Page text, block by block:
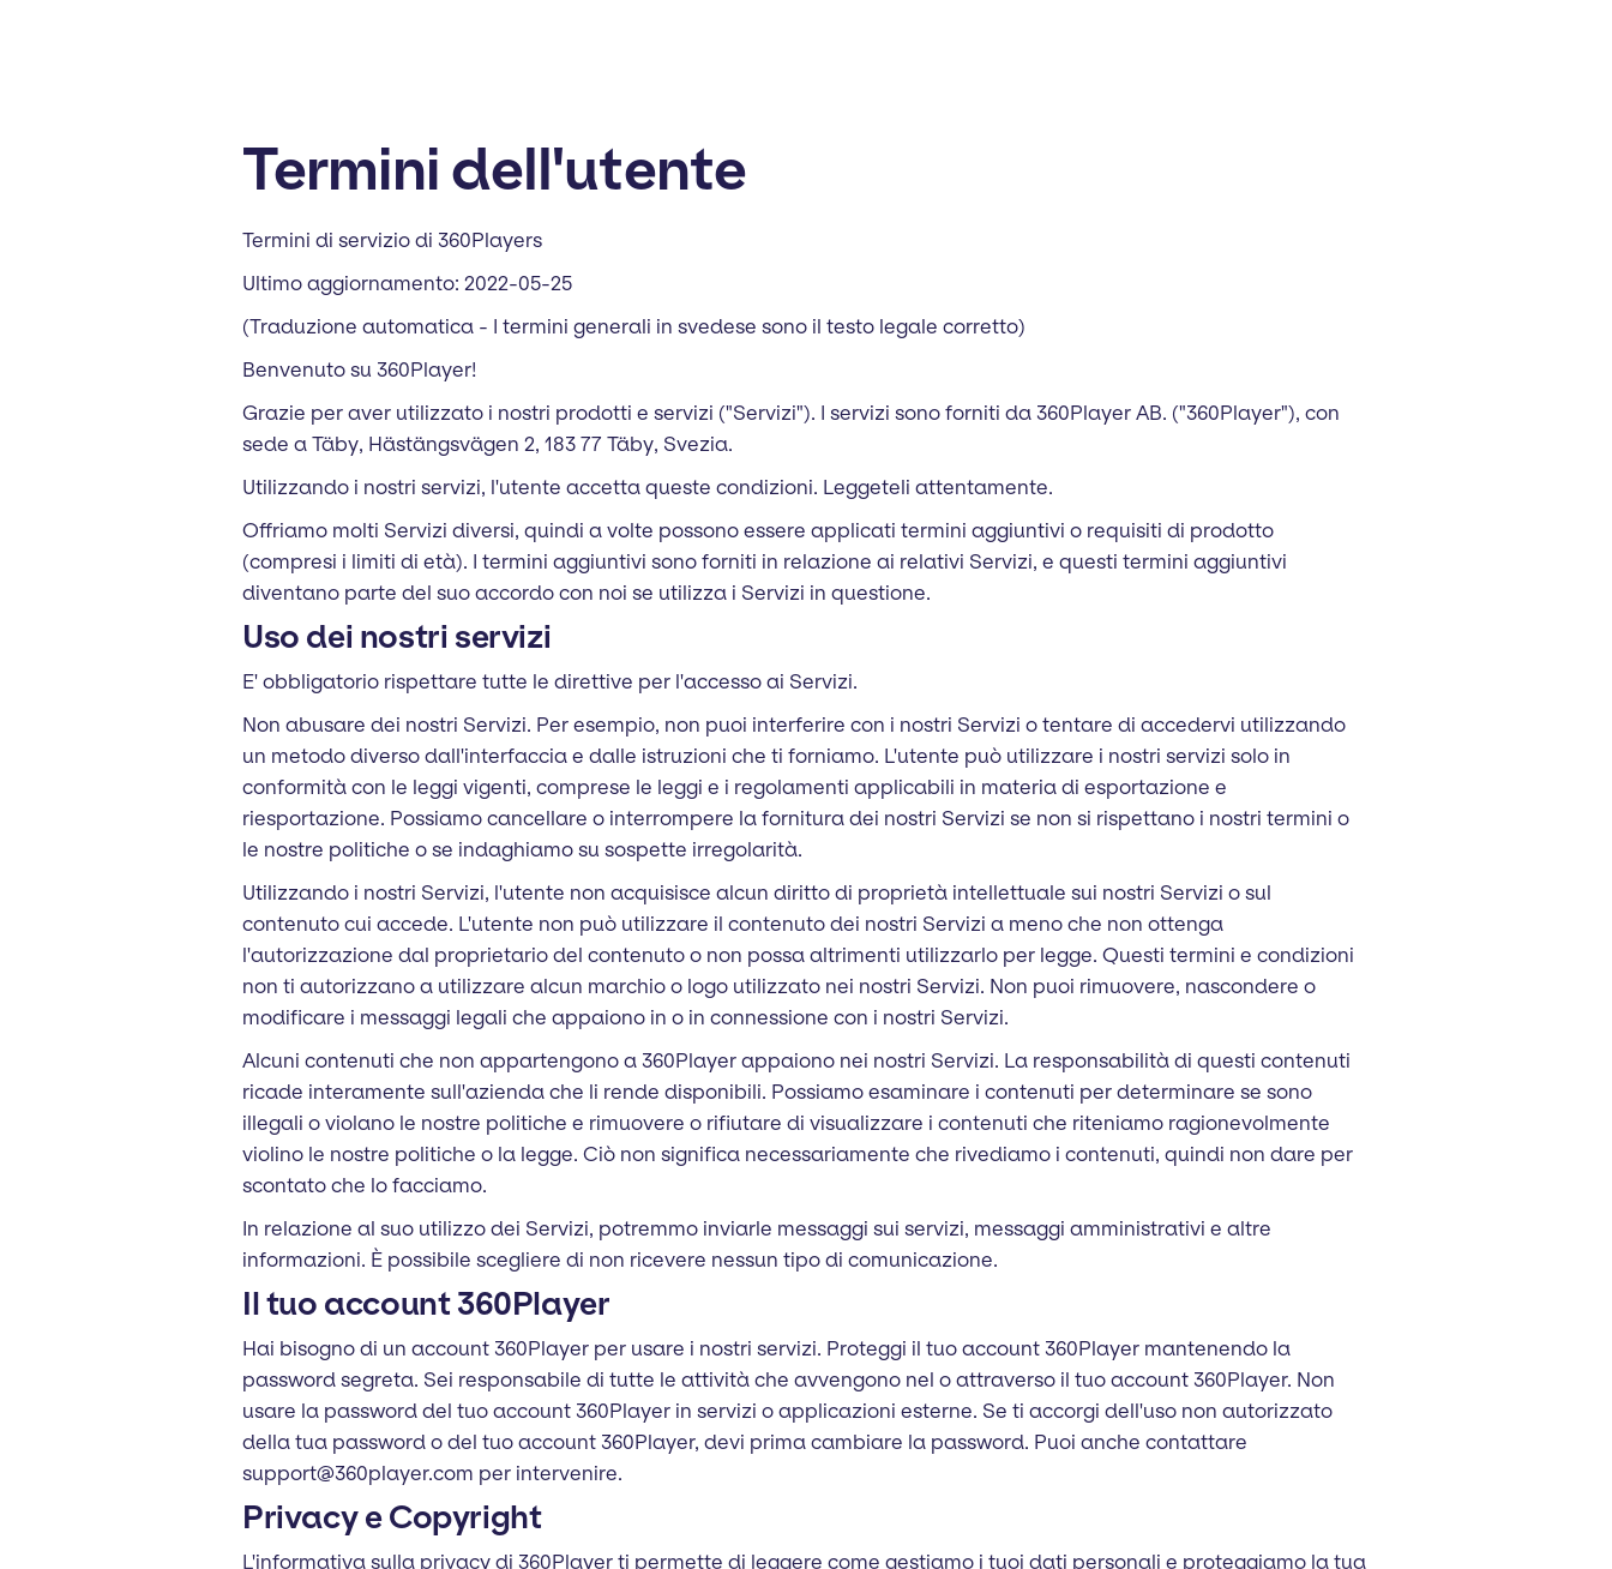
Termini dell'utente
Termini di servizio di 360Players
Ultimo aggiornamento: 2022-05-25
(Traduzione automatica - I termini generali in svedese sono il testo legale corretto)
Benvenuto su 360Player!
Grazie per aver utilizzato i nostri prodotti e servizi ("Servizi"). I servizi sono forniti da 360Player AB. ("360Player"), con
sede a Täby, Hästängsvägen 2, 183 77 Täby, Svezia.
Utilizzando i nostri servizi, l'utente accetta queste condizioni. Leggeteli attentamente.
Offriamo molti Servizi diversi, quindi a volte possono essere applicati termini aggiuntivi o requisiti di prodotto
(compresi i limiti di età). I termini aggiuntivi sono forniti in relazione ai relativi Servizi, e questi termini aggiuntivi
diventano parte del suo accordo con noi se utilizza i Servizi in questione.
Uso dei nostri servizi
E' obbligatorio rispettare tutte le direttive per l'accesso ai Servizi.
Non abusare dei nostri Servizi. Per esempio, non puoi interferire con i nostri Servizi o tentare di accedervi utilizzando
un metodo diverso dall'interfaccia e dalle istruzioni che ti forniamo. L'utente può utilizzare i nostri servizi solo in
conformità con le leggi vigenti, comprese le leggi e i regolamenti applicabili in materia di esportazione e
riesportazione. Possiamo cancellare o interrompere la fornitura dei nostri Servizi se non si rispettano i nostri termini o
le nostre politiche o se indaghiamo su sospette irregolarità.
Utilizzando i nostri Servizi, l'utente non acquisisce alcun diritto di proprietà intellettuale sui nostri Servizi o sul
contenuto cui accede. L'utente non può utilizzare il contenuto dei nostri Servizi a meno che non ottenga
l'autorizzazione dal proprietario del contenuto o non possa altrimenti utilizzarlo per legge. Questi termini e condizioni
non ti autorizzano a utilizzare alcun marchio o logo utilizzato nei nostri Servizi. Non puoi rimuovere, nascondere o
modificare i messaggi legali che appaiono in o in connessione con i nostri Servizi.
Alcuni contenuti che non appartengono a 360Player appaiono nei nostri Servizi. La responsabilità di questi contenuti
ricade interamente sull'azienda che li rende disponibili. Possiamo esaminare i contenuti per determinare se sono
illegali o violano le nostre politiche e rimuovere o rifiutare di visualizzare i contenuti che riteniamo ragionevolmente
violino le nostre politiche o la legge. Ciò non significa necessariamente che rivediamo i contenuti, quindi non dare per
scontato che lo facciamo.
In relazione al suo utilizzo dei Servizi, potremmo inviarle messaggi sui servizi, messaggi amministrativi e altre
informazioni. È possibile scegliere di non ricevere nessun tipo di comunicazione.
Il tuo account 360Player
Hai bisogno di un account 360Player per usare i nostri servizi. Proteggi il tuo account 360Player mantenendo la
password segreta. Sei responsabile di tutte le attività che avvengono nel o attraverso il tuo account 360Player. Non
usare la password del tuo account 360Player in servizi o applicazioni esterne. Se ti accorgi dell'uso non autorizzato
della tua password o del tuo account 360Player, devi prima cambiare la password. Puoi anche contattare
support@360player.com per intervenire.
Privacy e Copyright
L'informativa sulla privacy di 360Player ti permette di leggere come gestiamo i tuoi dati personali e proteggiamo la tua